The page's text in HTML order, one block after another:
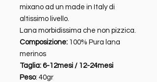
mixano ad un made in Italy di
altissimo livello.
Lana morbidissima che non pizzica.
Composizione: 100% Pura lana
merinos
Taglia: 6-12mesi / 12-24mesi
Peso: 40gr